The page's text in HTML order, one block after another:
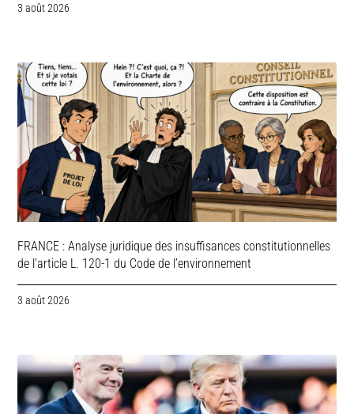
3 août 2026
FRANCE : Analyse juridique des insuffisances constitutionnelles
de l’article L. 120-1 du Code de l’environnement
3 août 2026